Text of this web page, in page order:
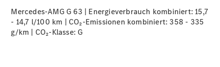
Mercedes-AMG G 63 | Energieverbrauch kombiniert: 15,7
- 14,7 l/100 km | CO₂-Emissionen kombiniert: 358 - 335
g/km | CO₂-Klasse: G